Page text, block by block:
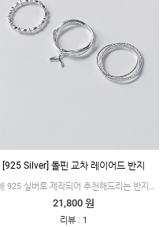
[925 Silver] 돌핀 교차 레이어드 반지
전체 925 실버로 제작되어 추천해드리는 반지입니다
21,800 원
리뷰 : 1